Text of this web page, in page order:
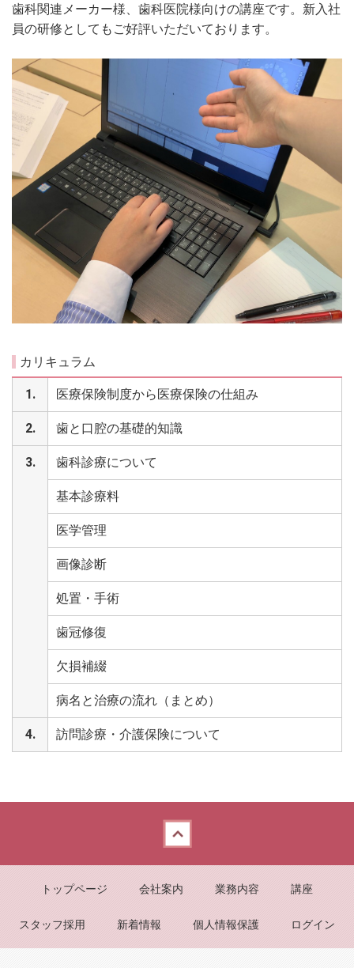
歯科関連メーカー様、歯科医院様向けの講座です。新入社
員の研修としてもご好評いただいております。
カリキュラム
1. 医療保険制度から医療保険の仕組み
2. 歯と口腔の基礎的知識
3. 歯科診療について
基本診療料
医学管理
画像診断
処置・手術
歯冠修復
欠損補綴
病名と治療の流れ（まとめ）
4. 訪問診療・介護保険について
トップページ 会社案内 業務内容 講座
スタッフ採用 新着情報 個人情報保護 ログイン